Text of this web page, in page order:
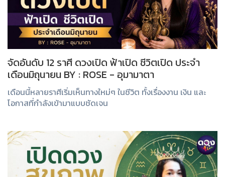
จัดอันดับ 12 ราศี ดวงเปิด ฟ้าเปิด ชีวิตเปิด ประจำ
เดือนมิถุนายน BY : ROSE - อุมามาตา
เดือนนี้หลายราศีเริ่มเห็นทางใหม่ๆ ในชีวิต ทั้งเรื่องงาน เงิน และ
โอกาสที่กำลังเข้ามาแบบชัดเจน